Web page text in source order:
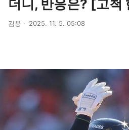
더니, 반응은? [고척
김용 2025. 11. 5. 05:08